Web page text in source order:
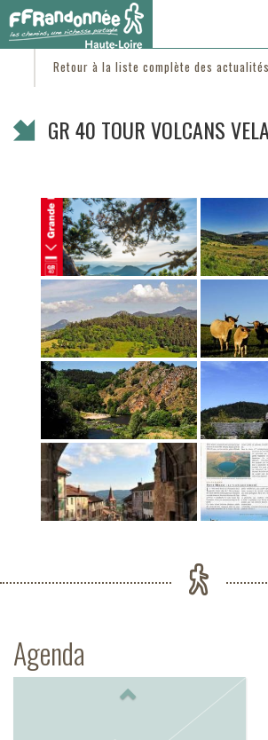
Vous êtes ici :Accueil/C'est d'actu
Retour à la liste complète des actualités
GR 40 TOUR VOLCANS
Agenda